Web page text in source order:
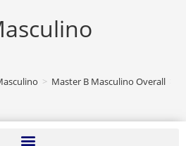
> Master B Masculino Overall